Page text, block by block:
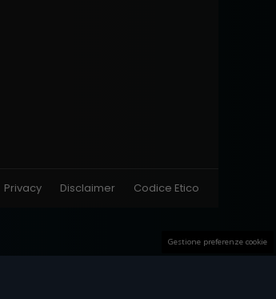
Privacy Disclaimer Codice Etico
Gestione preferenze cookie